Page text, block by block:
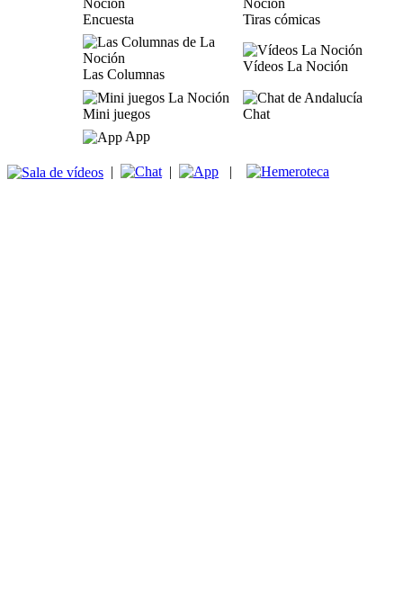
Encuesta Tiras cómicas
Las Columnas
Vídeos La Noción
Mini juegos
Chat
App
| | |